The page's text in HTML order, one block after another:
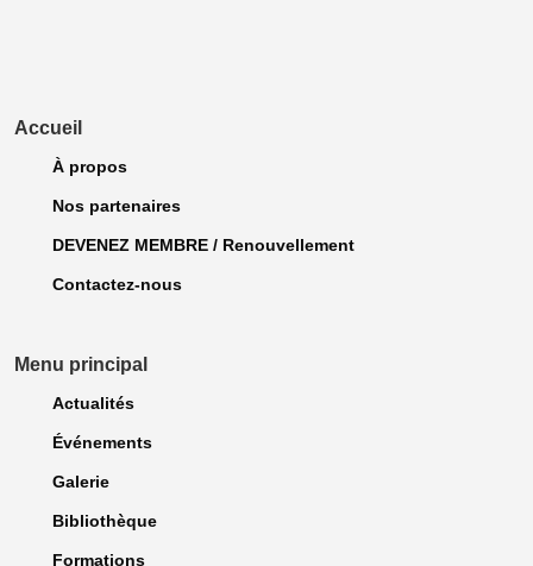
Accueil
À propos
Nos partenaires
DEVENEZ MEMBRE / Renouvellement
Contactez-nous
Menu principal
Actualités
Événements
Galerie
Bibliothèque
Formations